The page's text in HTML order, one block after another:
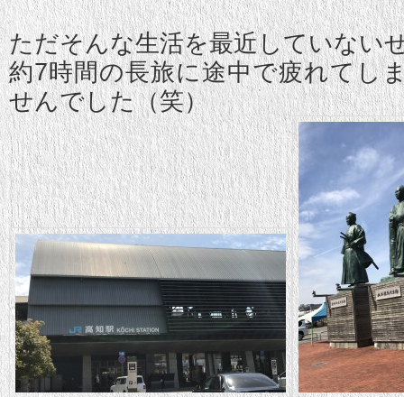
ただそんな生活を最近していない
約7時間の長旅に途中で疲れてし
せんでした（笑）